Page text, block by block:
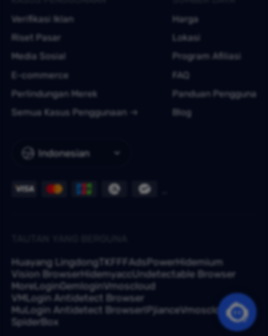
Indonesian
Verifikasi Iklan
Riset Pasar
Media Sosial
E-commerce
Perlindungan Merek
Semua Kasus Penggunaan
Harga
Lokasi
Program Afiliasi
FAQ
Panduan Pengguna
Blog
Huayang Lingdong TKFFF AdsPowerHidemium
Vision BrowserHidemyaccUndetectable Browser
MoreLoginGemloginVmoscloud
VMLogin Antidetect Browser
MuLogin Antidetect BrowserIPjianceVmoscloud
SpiderBox